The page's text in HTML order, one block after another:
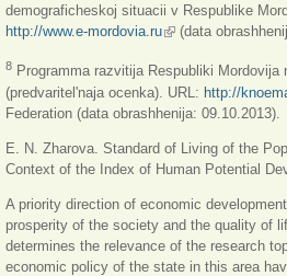
demograficheskoj situacii v Respublike
http://www.e-mordovia.ru(link is external)
(data
8 Programma razvitija Respubliki
(predvaritel'naja ocenka). URL: http://
Federation (data obrashhenija: 09.10.2013).
E. N. Zharova. Standard of Living of the
Context of the Index of Human Potential
A priority direction of economic
prosperity of the society and the quality of
determines the relevance of the research
economic policy of the state in this area